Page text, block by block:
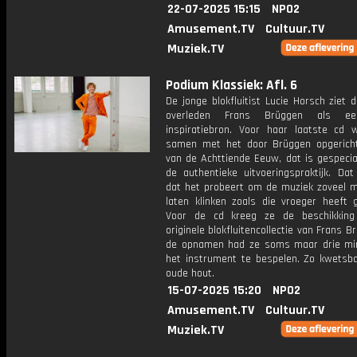
22-07-2025 15:15
NPO2
Amusement.TV
Cultuur.TV
Muziek.TV
Podium Klassiek: Afl. 6
De jonge blokfluitist Lucie Horsch ziet
overleden Frans Brüggen als
inspiratiebron. Voor haar laatste cd
samen met het door Brüggen
van de Achttiende Eeuw, dat is
de authentieke uitvoeringspraktijk.
dat het probeert om de muziek zoveel
laten klinken zoals die vroeger heeft
Voor de cd kreeg ze de
originele blokfluitencollectie van Frans
de opnamen had ze soms maar drie
het instrument te bespelen. Zo
oude hout.
15-07-2025 15:20
NPO2
Amusement.TV
Cultuur.TV
Muziek.TV